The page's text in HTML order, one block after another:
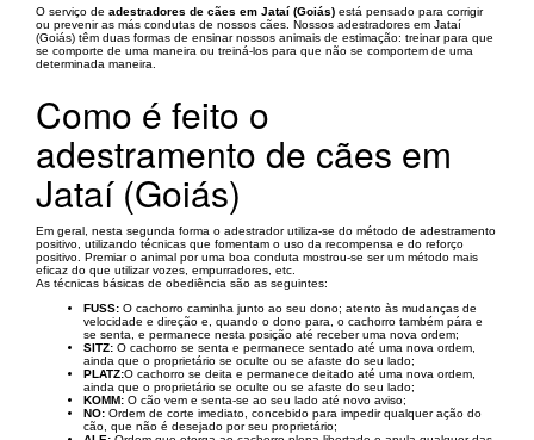
O serviço de adestradores de cães em Jataí (Goiás) está pensado para corrigir
ou prevenir as más condutas de nossos cães. Nossos adestradores em Jataí
(Goiás) têm duas formas de ensinar nossos animais de estimação: treinar para que
se comporte de uma maneira ou treiná-los para que não se comportem de uma
determinada maneira.
Como é feito o
adestramento de cães em
Jataí (Goiás)
Em geral, nesta segunda forma o adestrador utiliza-se do método de adestramento
positivo, utilizando técnicas que fomentam o uso da recompensa e do reforço
positivo. Premiar o animal por uma boa conduta mostrou-se ser um método mais
eficaz do que utilizar vozes, empurradores, etc.
As técnicas básicas de obediência são as seguintes:
FUSS: O cachorro caminha junto ao seu dono; atento às mudanças de
velocidade e direção e, quando o dono para, o cachorro também pára e
se senta, e permanece nesta posição até receber uma nova ordem;
SITZ: O cachorro se senta e permanece sentado até uma nova ordem,
ainda que o proprietário se oculte ou se afaste do seu lado;
PLATZ:O cachorro se deita e permanece deitado até uma nova ordem,
ainda que o proprietário se oculte ou se afaste do seu lado;
KOMM: O cão vem e senta-se ao seu lado até novo aviso;
NO: Ordem de corte imediato, concebido para impedir qualquer ação do
cão, que não é desejado por seu proprietário;